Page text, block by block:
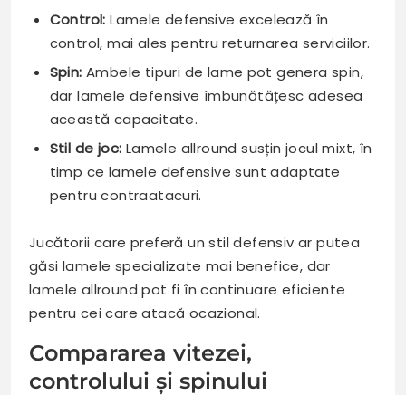
Control: Lamele defensive excelează în
control, mai ales pentru returnarea serviciilor.
Spin: Ambele tipuri de lame pot genera spin,
dar lamele defensive îmbunătățesc adesea
această capacitate.
Stil de joc: Lamele allround susțin jocul mixt, în
timp ce lamele defensive sunt adaptate
pentru contraatacuri.
Jucătorii care preferă un stil defensiv ar putea
găsi lamele specializate mai benefice, dar
lamele allround pot fi în continuare eficiente
pentru cei care atacă ocazional.
Compararea vitezei,
controlului și spinului